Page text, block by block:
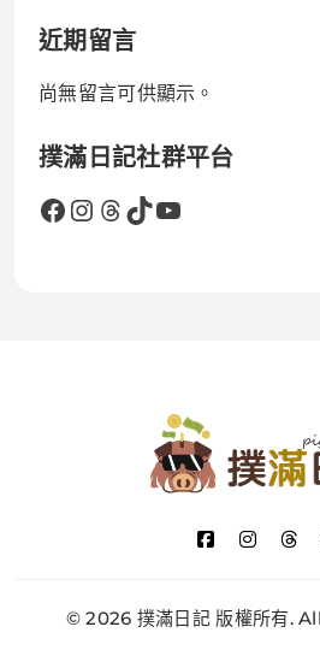
近期留言
尚無留言可供顯示。
撲滿日記社群平台
Facebook
Instagram
Threads
TikTok
YouTube
撲滿日記
© 2026 撲滿日記 版權所有.